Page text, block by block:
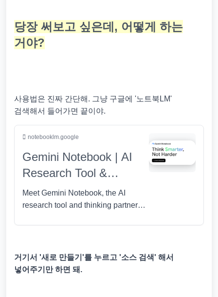
당장 써보고 싶은데, 어떻게 하는
거야?
사용법은 진짜 간단해. 그냥 구글에 '노트북LM'
검색해서 들어가면 끝이야.
notebooklm.google
Gemini Notebook | AI
Research Tool &
Thinking Partner
Meet Gemini Notebook, the AI
research tool and thinking partner
거기서 '새로 만들기'를 누르고 '소스 검색' 해서
넣어주기만 하면 돼.